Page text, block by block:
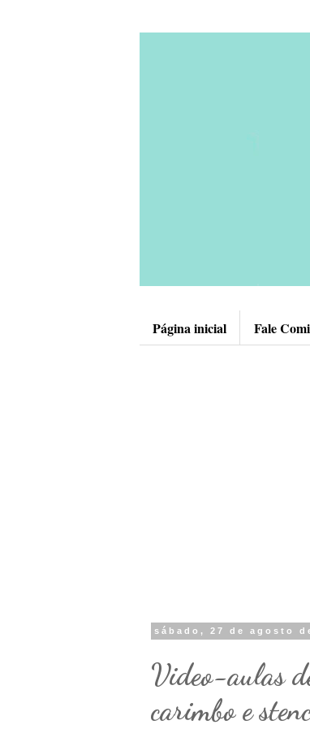
Página inicial Fale
sábado, 27 de agosto
Video-aulas
carimbo e